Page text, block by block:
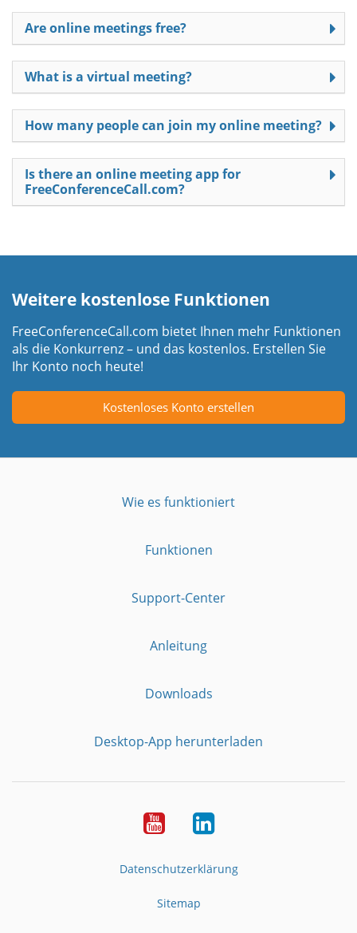
Are online meetings free?
What is a virtual meeting?
How many people can join my online meeting?
Is there an online meeting app for
FreeConferenceCall.com?
Weitere kostenlose Funktionen
FreeConferenceCall.com bietet Ihnen mehr Funktionen
als die Konkurrenz – und das kostenlos. Erstellen Sie
Ihr Konto noch heute!
Kostenloses Konto erstellen
Wie es funktioniert
Funktionen
Support-Center
Anleitung
Downloads
Desktop-App herunterladen
YouTubeLinkedIn
Datenschutzerklärung
Sitemap